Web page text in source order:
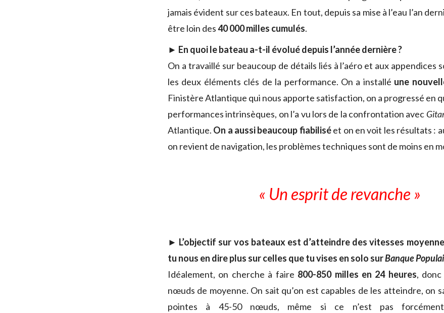
jamais évident sur ces bateaux. En tout, depuis sa mise à l’eau l’an
être loin des40 000 milles cumulés.
► En quoi le bateau a-t-il évolué depuis l’année dernière ?
On a travaillé sur beaucoup de détails liés à l’aéro et aux appendices
les deux éléments clés de la performance. On a installé une
Finistère Atlantique qui nous apporte satisfaction, on a progressé en
performances intrinsèques, on l’a vu lors de la confrontation avec
Atlantique. On a aussi beaucoup fiabiliséet on en voit les résultats :
on revient de navigation, les problèmes techniques sont de moins en
« Un esprit de revanche »
► L’objectif sur vos bateaux est d’atteindre des vitesses
tu nous en dire plus sur celles que tu vises en solo surBanque
Idéalement, on cherche à faire 800-850 milles en 24 heures,
nœuds de moyenne. On sait qu’on est capables de les atteindre, on
pointes à 45-50 nœuds, même si ce n’est pas